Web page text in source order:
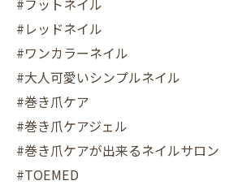
#フットネイル
#レッドネイル
#ワンカラーネイル
#大人可愛いシンプルネイル
#巻き爪ケア
#巻き爪ケアジェル
#巻き爪ケアが出来るネイルサロン
#TOEMED